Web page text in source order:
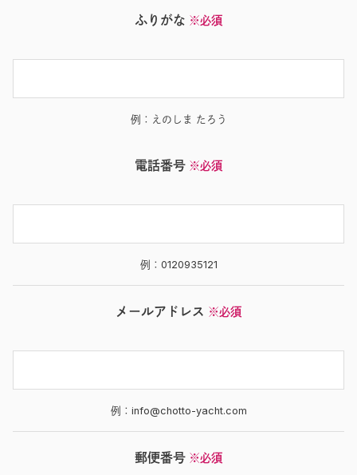
ふりがな ※必須
例：えのしま たろう
電話番号 ※必須
例：0120935121
メールアドレス ※必須
例：info@chotto-yacht.com
郵便番号 ※必須